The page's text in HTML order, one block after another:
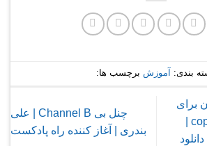
بندی: آموزش برچسب ها:
برای
چنل بی Channel B | علی
بندری | آغاز کننده راه پادکست